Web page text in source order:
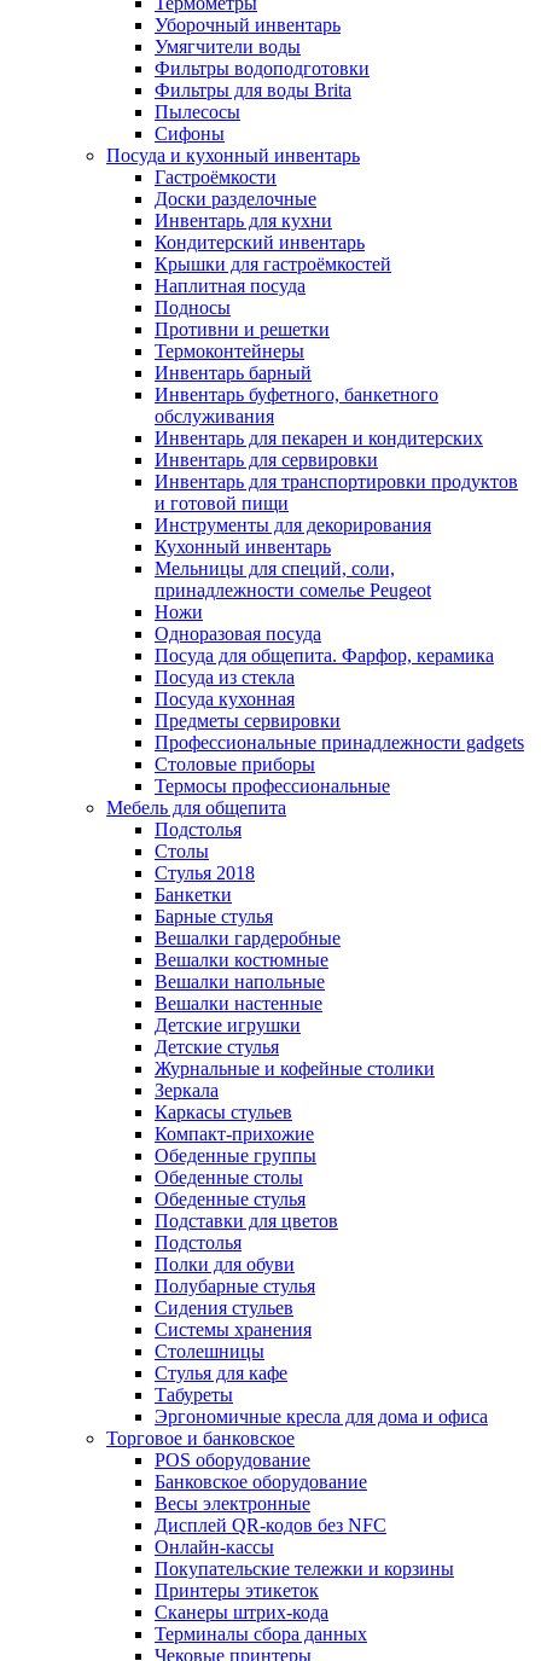
Уборочный инвентарь
Умягчители воды
Фильтры водоподготовки
Фильтры для воды Brita
Пылесосы
Сифоны
Посуда и кухонный инвентарь
Гастроёмкости
Доски разделочные
Инвентарь для кухни
Кондитерский инвентарь
Крышки для гастроёмкостей
Наплитная посуда
Подносы
Противни и решетки
Термоконтейнеры
Инвентарь барный
Инвентарь буфетного, банкетного
обслуживания
Инвентарь для пекарен и кондитерских
Инвентарь для сервировки
Инвентарь для транспортировки продуктов
и готовой пищи
Инструменты для декорирования
Кухонный инвентарь
Мельницы для специй, соли,
принадлежности сомелье Peugeot
Ножи
Одноразовая посуда
Посуда для общепита. Фарфор, керамика
Посуда из стекла
Посуда кухонная
Предметы сервировки
Профессиональные принадлежности gadgets
Столовые приборы
Термосы профессиональные
Мебель для общепита
Подстолья
Столы
Стулья 2018
Банкетки
Барные стулья
Вешалки гардеробные
Вешалки костюмные
Вешалки напольные
Вешалки настенные
Детские игрушки
Детские стулья
Журнальные и кофейные столики
Зеркала
Каркасы стульев
Компакт-прихожие
Обеденные группы
Обеденные столы
Обеденные стулья
Подставки для цветов
Подстолья
Полки для обуви
Полубарные стулья
Сидения стульев
Системы хранения
Столешницы
Стулья для кафе
Табуреты
Эргономичные кресла для дома и офиса
Торговое и банковское
POS оборудование
Банковское оборудование
Весы электронные
Дисплей QR-кодов без NFC
Онлайн-кассы
Покупательские тележки и корзины
Принтеры этикеток
Сканеры штрих-кода
Терминалы сбора данных
Чековые принтеры